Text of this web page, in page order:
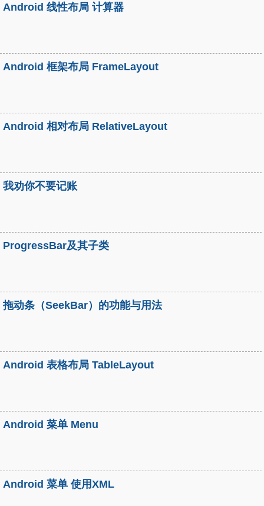
Android 线性布局 计算器
Android 框架布局 FrameLayout
Android 相对布局 RelativeLayout
我劝你不要记账
ProgressBar及其子类
拖动条（SeekBar）的功能与用法
Android 表格布局 TableLayout
Android 菜单 Menu
Android 菜单 使用XML